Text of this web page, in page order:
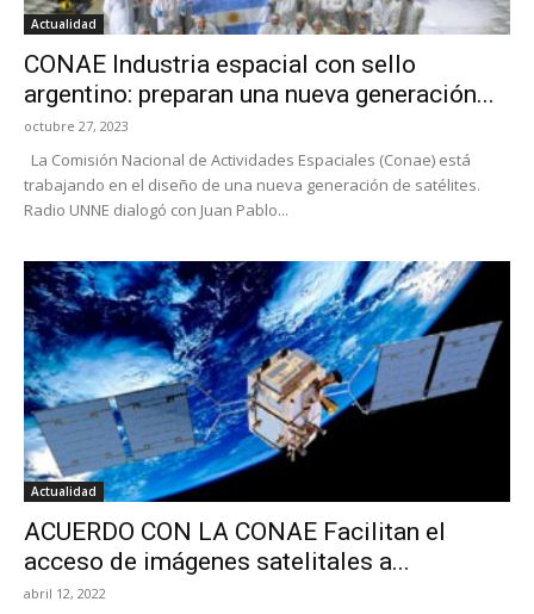
Actualidad
CONAE Industria espacial con sello
argentino: preparan una nueva generación...
octubre 27, 2023
La Comisión Nacional de Actividades Espaciales (Conae) está
trabajando en el diseño de una nueva generación de satélites.
Radio UNNE dialogó con Juan Pablo...
Actualidad
ACUERDO CON LA CONAE Facilitan el
acceso de imágenes satelitales a...
abril 12, 2022